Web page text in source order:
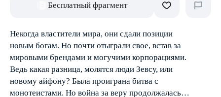
Бесплатный фрагмент
Некогда властители мира, они сдали позиции
новым богам. Но почти отыграли свое, встав за
мировыми брендами и могучими корпорациями.
Ведь какая разница, молятся люди Зевсу, или
новому айфону? Была проиграна битва с
монотеистами. Но война за веру продолжалась…